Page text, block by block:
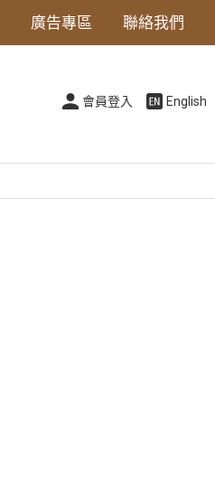
廣告專區 聯絡我們
會員登入 English